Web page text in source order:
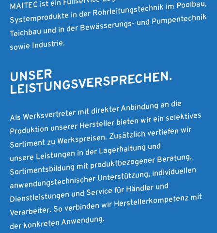
Systemprodukte in der Rohrleitungstechnik im Poolbau,
Teichbau und in der Bewässerungs- und Pumpentechnik
sowie Industrie.
UNSER
LEISTUNGSVERSPRECHEN.
Als Werksvertreter mit direkter Anbindung an die
Produktion unserer Hersteller bieten wir ein selektives
Sortiment zu Werkspreisen. Zusätzlich vertiefen wir
unsere Leistungen in der Lagerhaltung und
Sortimentsbildung mit produktbezogener Beratung,
anwendungstechnischer Unterstützung, individuellen
Dienstleistungen und Service für Händler und
Verarbeiter. So verbinden wir Herstellerkompetenz mit
der konkreten Anwendung.